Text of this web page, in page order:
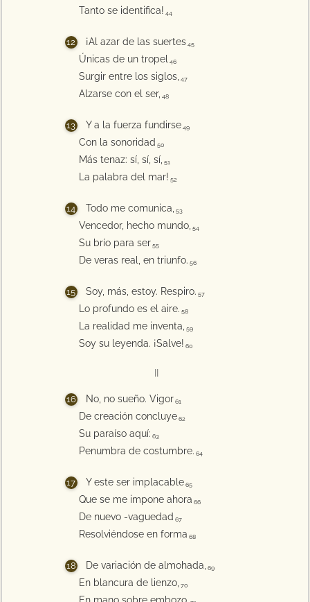
Tanto se identifica! 44
¡Al azar de las suertes 45
Únicas de un tropel 46
Surgir entre los siglos, 47
Alzarse con el ser, 48
Y a la fuerza fundirse 49
Con la sonoridad 50
Más tenaz: sí, sí, sí, 51
La palabra del mar! 52
Todo me comunica, 53
Vencedor, hecho mundo, 54
Su brío para ser 55
De veras real, en triunfo. 56
Soy, más, estoy. Respiro. 57
Lo profundo es el aire. 58
La realidad me inventa, 59
Soy su leyenda. ¡Salve! 60
No, no sueño. Vigor 61
De creación concluye 62
Su paraíso aquí: 63
Penumbra de costumbre. 64
Y este ser implacable 65
Que se me impone ahora 66
De nuevo -vaguedad 67
Resolviéndose en forma 68
De variación de almohada, 69
En blancura de lienzo, 70